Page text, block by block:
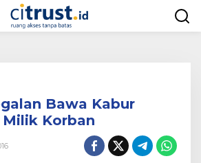
P
Bawa Kabur
Korban